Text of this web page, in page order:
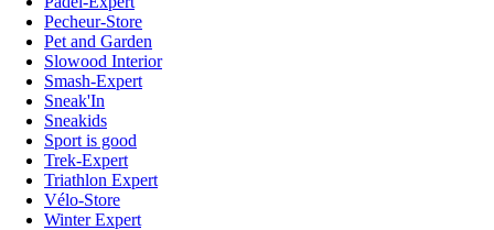
Pecheur-Store
Pet and Garden
Slowood Interior
Smash-Expert
Sneak'In
Sneakids
Sport is good
Trek-Expert
Triathlon Expert
Vélo-Store
Winter Expert